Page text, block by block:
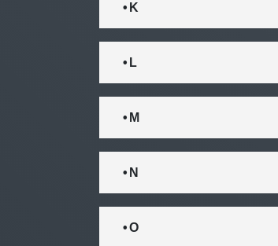
• K
• L
• M
• N
• O